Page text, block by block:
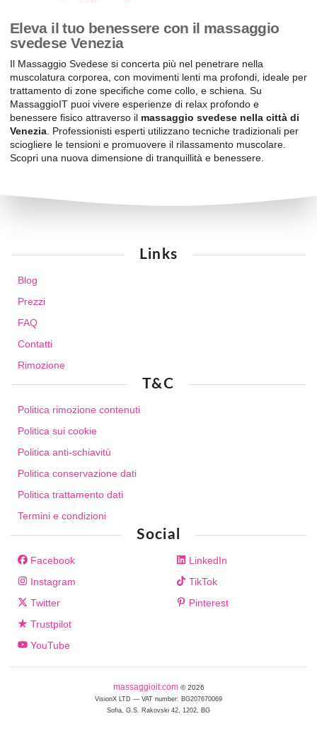
Eleva il tuo benessere con il massaggio
svedese Venezia
Il Massaggio Svedese si concerta più nel penetrare nella
muscolatura corporea, con movimenti lenti ma profondi, ideale per
trattamento di zone specifiche come collo, e schiena. Su
MassaggioIT puoi vivere esperienze di relax profondo e
benessere fisico attraverso il massaggio svedese nella città di
Venezia . Professionisti esperti utilizzano tecniche tradizionali per
sciogliere le tensioni e promuovere il rilassamento muscolare.
Scopri una nuova dimensione di tranquillità e benessere.
Links
Blog
Prezzi
FAQ
Contatti
Rimozione
T&C
Politica rimozione contenuti
Politica sui cookie
Politica anti-schiavitù
Politica conservazione dati
Politica trattamento dati
Termini e condizioni
Social
Facebook
Instagram
Twitter
Trustpilot
YouTube
LinkedIn
TikTok
Pinterest
massaggioit.com © 2026
VisionX LTD — VAT number: BG207670069
Sofia, G.S. Rakovski 42, 1202, BG